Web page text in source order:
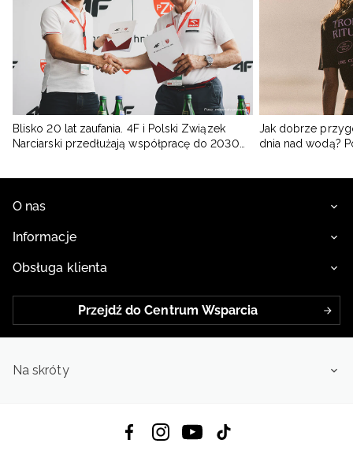
Blisko 20 lat zaufania. 4F i Polski Związek
Narciarski przedłużają współpracę do 2030
Jak dobrze
dnia nad wodą?
O nas
Informacje
Obsługa klienta
Przejdź do Centrum Wsparcia
Na skróty